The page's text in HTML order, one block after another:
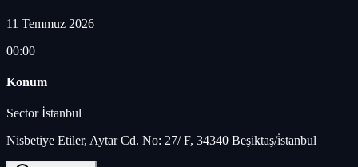
11 Temmuz 2026
00:00
Konum
Sector İstanbul
Nisbetiye Etiler, Aytar Cd. No: 27/ F, 34340 Beşiktaş/i̇stanbul